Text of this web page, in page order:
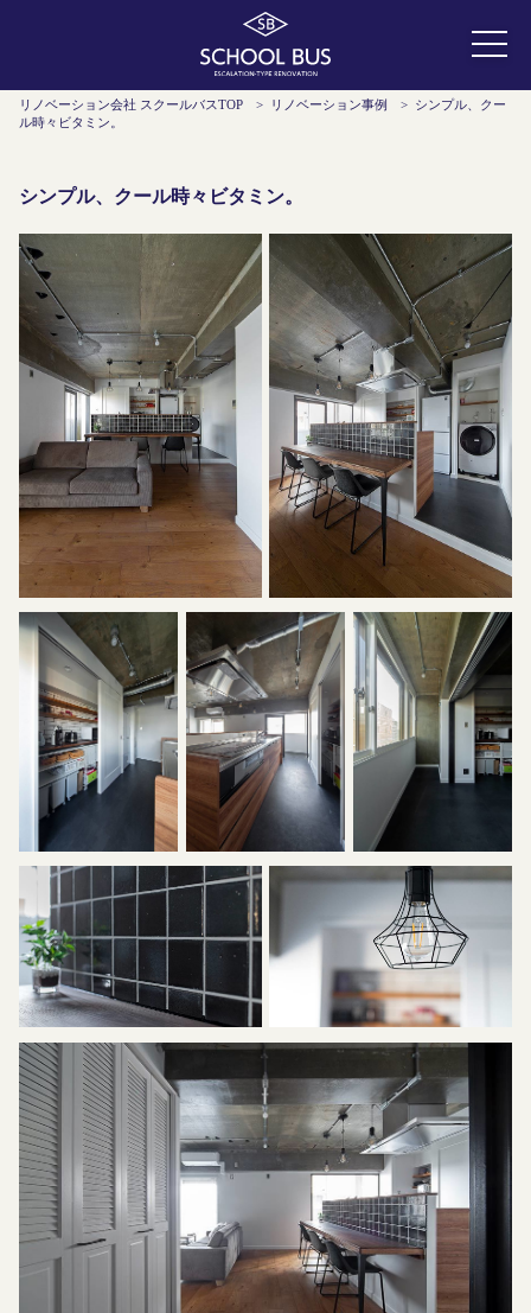
リノベーション会社 スクールバスTOP > リノベーション事例 > シンプル、クー
ル時々ビタミン。
シンプル、クール時々ビタミン。